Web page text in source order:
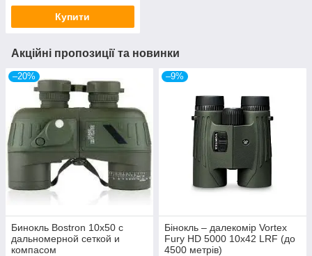
Купити
Акційні пропозиції та новинки
–20%
Бинокль Bostron 10x50 с
дальномерной сеткой и
компасом
–9%
Бінокль – далекомір Vortex
Fury HD 5000 10х42 LRF (до
4500 метрів)